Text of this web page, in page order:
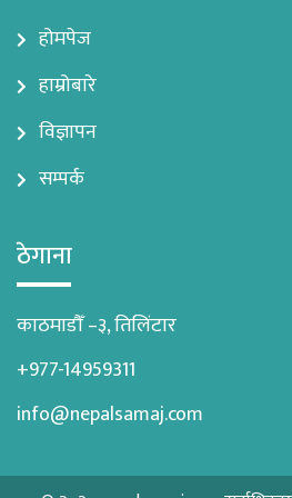
होमपेज
हाम्रोबारे
विज्ञापन
सम्पर्क
ठेगाना
काठमाडौँ –३, तिलिंटार
+977-14959311
info@nepalsamaj.com